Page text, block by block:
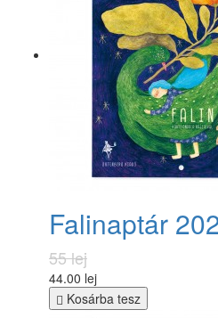
Falinaptár
55 lej
44.00 lej
Kosárba tesz